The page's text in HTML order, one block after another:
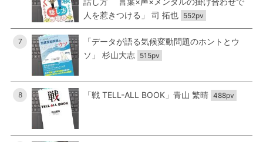
人を惹きつける」 司 拓也 552pv
7
「データが語る気候変動問題のホントとウ
ソ」 杉山大志 515pv
8 「戦 TELL-ALL BOOK」青山 繁晴 488pv